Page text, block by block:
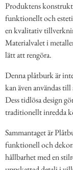
Produktens
funktionellt och
en kvalitativ
Materialvalet i
lätt att rengöra.
Denna plåtburk är
kan även användas
Dess tidlösa design
traditionellt inredda
Sammantaget är
funktionell och
hållbarhet med en